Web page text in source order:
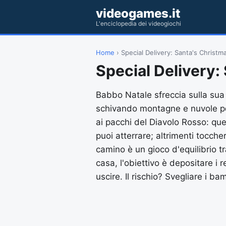
videogames.it
L'enciclopedia dei videogiochi
Home › Special Delivery: Santa's
Special Delivery:
Babbo Natale sfreccia sulla
schivando montagne e nuvole
ai pacchi del Diavolo Rosso:
puoi atterrare; altrimenti
camino è un gioco d'equilibrio
casa, l'obiettivo è depositare i
uscire. Il rischio? Svegliare i